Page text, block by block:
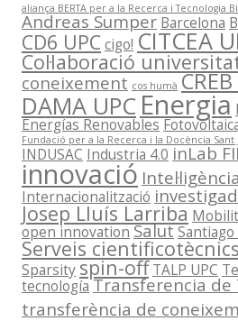
aliança BERTA per a la Recerca i Tecnologia
Andreas Sumper Barcelona
CD6 UPCcigo! CITCEA
Col·laboració
coneixement cos humà
DAMA UPC Energia
Energías Renovables
Fundació per a la Recerca i la Docència Sant
INDUSAC Industria 4.0 inLab
innovació
Internacionalització
Josep Lluís Larriba
open innovationSalutSantiago
Serveis
Sparsityspin-off TALP UPC
tecnología Transferencia de
transferència de